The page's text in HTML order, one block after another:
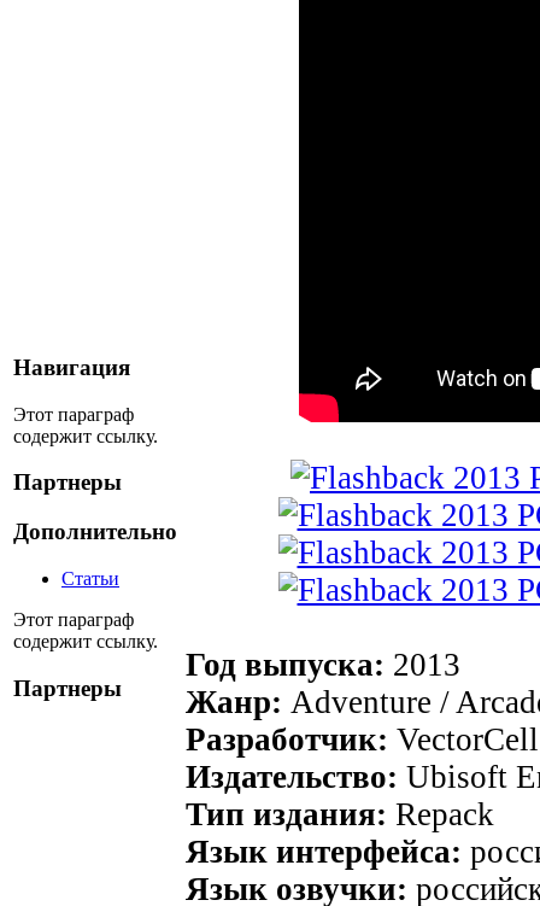
Навигация
Этот параграф
содержит ссылку.
Партнеры
Дополнительно
Статьи
Этот параграф
содержит ссылку.
Партнеры
Год выпуска: 2013
Жанр: Adventure /
Разработчик: VectorCell
Издательство: Ubisoft
Тип издания: Repack
Язык интерфейса:
Язык озвучки: